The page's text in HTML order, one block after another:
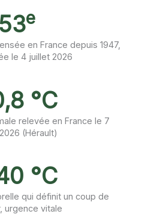
53e
en France depuis 1947,
le 4 juillet 2026
°C
relevée en France le 7
(Hérault)
°C
qui définit un coup de
urgence vitale